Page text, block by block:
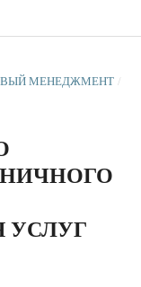
МЕНЕДЖМЕНТ /
УСЛУГ